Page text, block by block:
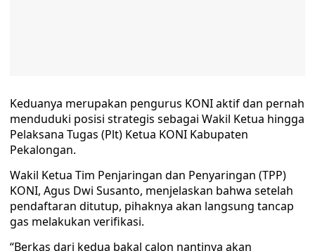
Keduanya merupakan pengurus KONI aktif dan pernah
menduduki posisi strategis sebagai Wakil Ketua hingga
Pelaksana Tugas (Plt) Ketua KONI Kabupaten
Pekalongan.
Wakil Ketua Tim Penjaringan dan Penyaringan (TPP)
KONI, Agus Dwi Susanto, menjelaskan bahwa setelah
pendaftaran ditutup, pihaknya akan langsung tancap
gas melakukan verifikasi.
“Berkas dari kedua bakal calon nantinya akan